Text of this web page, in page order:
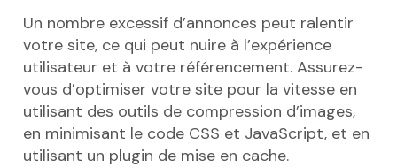
Un nombre excessif d’annonces peut ralentir
votre site, ce qui peut nuire à l’expérience
utilisateur et à votre référencement. Assurez-
vous d’optimiser votre site pour la vitesse en
utilisant des outils de compression d’images,
en minimisant le code CSS et JavaScript, et en
utilisant un plugin de mise en cache.